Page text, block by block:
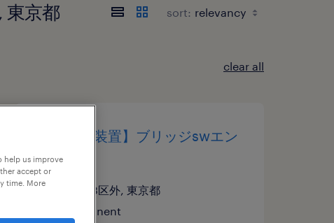
東京都 sort:
clear all
【半導体装置】ブリッジswエン
ジニア
東京23区外, 東京都
permanent
help us improve
accept or
time. More